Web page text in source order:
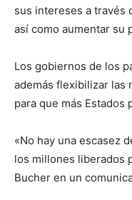
sus intereses a través
así como aumentar su
Los gobiernos de los
además flexibilizar las
para que más Estados
«No hay una escasez
los millones liberados
Bucher en un